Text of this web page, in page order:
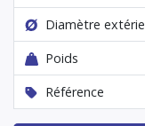
Diamètre
Poids
Référence